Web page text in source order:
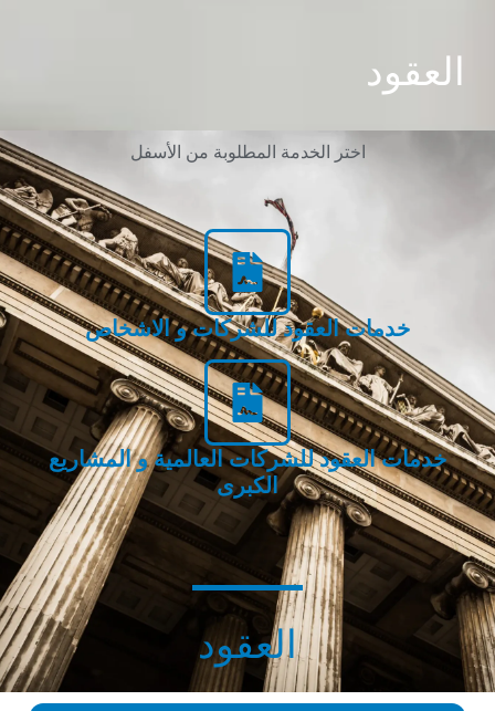
العقود
اختر الخدمة المطلوبة من الأسفل
خدمات العقود للشركات و الاشخاص
خدمات العقود للشركات العالمية و المشاريع
الكبرى
العقود